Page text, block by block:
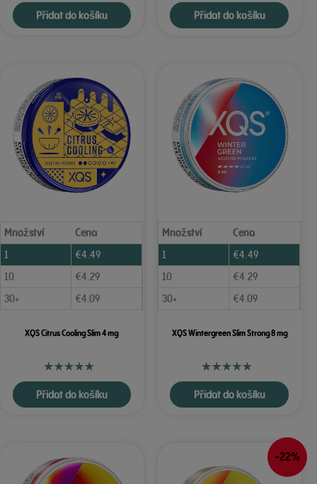
Přidat do košíku Přidat do košíku
Množství
Cena
1
€4.49
10
€4.29
30+
€4.09
XQS Citrus Cooling Slim 4 mg
Přidat do košíku
Množství
Cena
1
€4.49
10
€4.29
30+
€4.09
XQS Wintergreen Slim Strong 8 mg
Přidat do košíku
-22%